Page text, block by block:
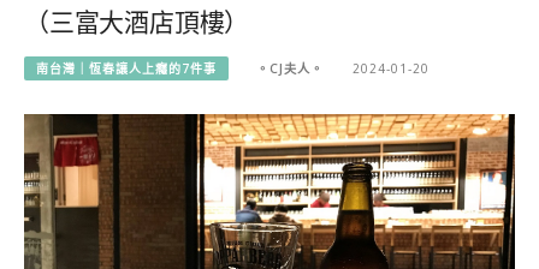
（三富大酒店頂樓）
南台灣｜恆春讓人上癮的7件事 。CJ夫人。 2024-01-20